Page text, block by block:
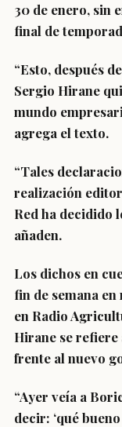
30 de enero, sin
final de
“Esto, después
Sergio Hirane
mundo
agrega el texto.
“Tales
realización
Red ha decidido
añaden.
Los dichos en
fin de semana
en Radio
Hirane se
frente al nuevo
“Ayer veía a
decir: ‘qué